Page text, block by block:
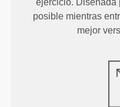
ejercicio. Diseñada
posible mientras
mejor